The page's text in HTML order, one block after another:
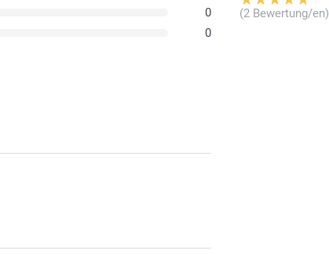
0
0
(2 Bewertung/en)